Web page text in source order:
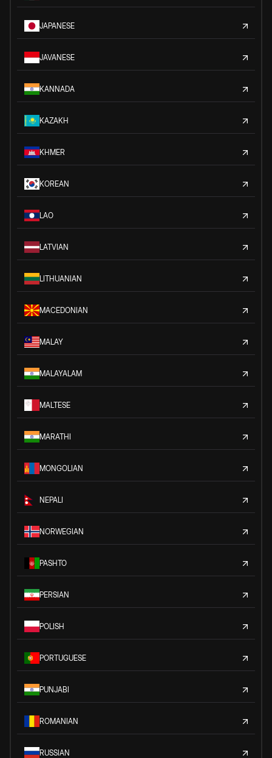
JAPANESE
JAVANESE
KANNADA
KAZAKH
KHMER
KOREAN
LAO
LATVIAN
LITHUANIAN
MACEDONIAN
MALAY
MALAYALAM
MALTESE
MARATHI
MONGOLIAN
NEPALI
NORWEGIAN
PASHTO
PERSIAN
POLISH
PORTUGUESE
PUNJABI
ROMANIAN
RUSSIAN